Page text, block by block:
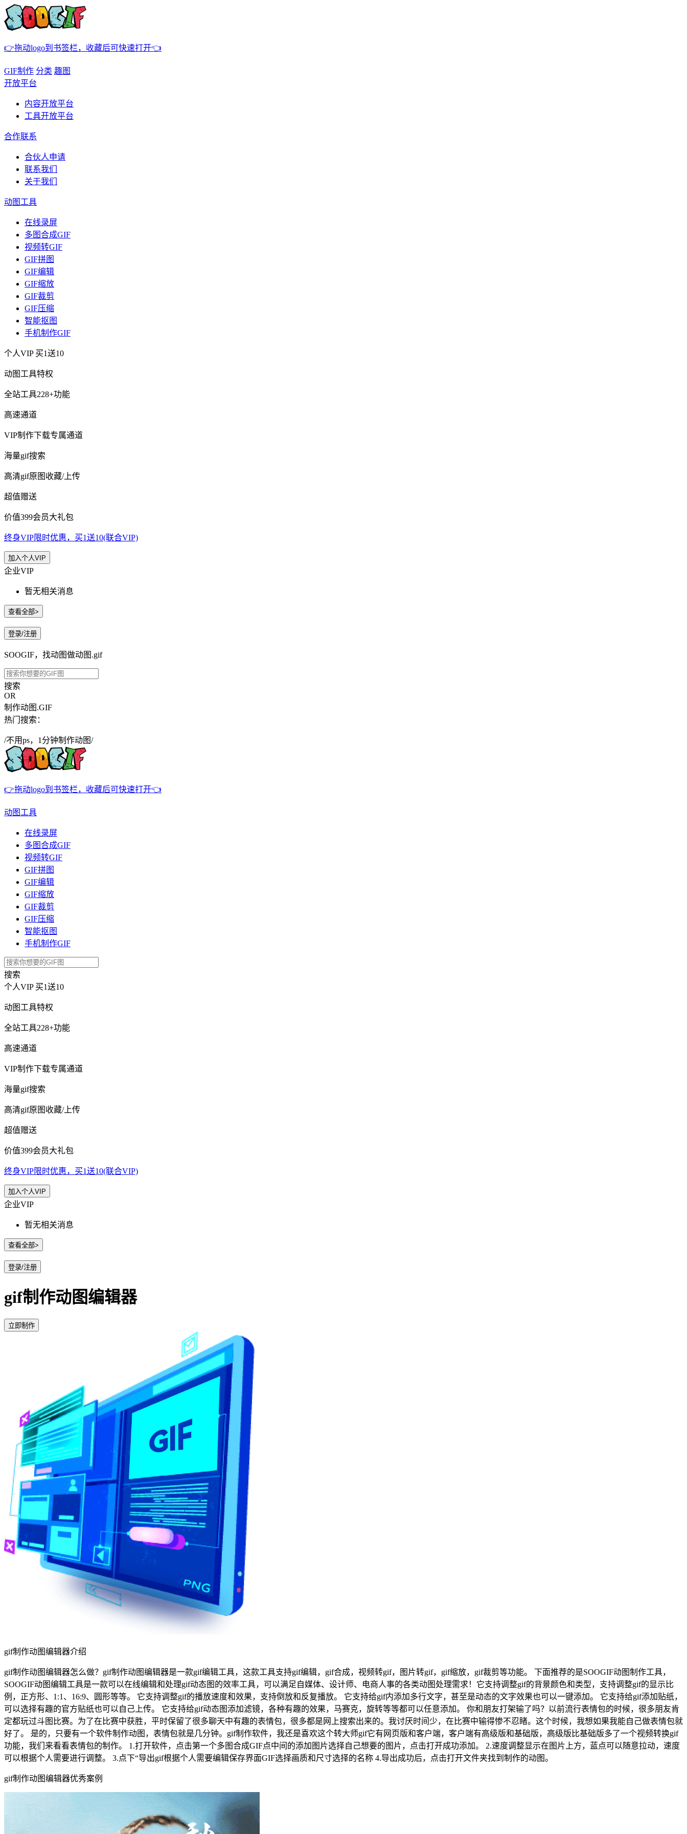
👉拖动logo到书签栏，收藏后可快速打开👈
GIF制作 分类 趣图
开放平台
内容开放平台
工具开放平台
合作联系
合伙人申请
联系我们
关于我们
动图工具
在线录屏
多图合成GIF
视频转GIF
GIF拼图
GIF编辑
GIF缩放
GIF裁剪
GIF压缩
智能抠图
手机制作GIF
个人VIP 买1送10
动图工具特权
全站工具228+功能
高速通道
VIP制作下载专属通道
海量gif搜索
高清gif原图收藏/上传
超值赠送
价值399会员大礼包
终身VIP限时优惠，买1送10(联合VIP)
加入个人VIP
企业VIP
暂无相关消息
查看全部>
登录/注册
SOOGIF，找动图做动图.gif
搜索
OR
制作动图.GIF
热门搜索：
/不用ps，1分钟制作动图/
👉拖动logo到书签栏，收藏后可快速打开👈
动图工具
在线录屏
多图合成GIF
视频转GIF
GIF拼图
GIF编辑
GIF缩放
GIF裁剪
GIF压缩
智能抠图
手机制作GIF
搜索
个人VIP 买1送10
动图工具特权
全站工具228+功能
高速通道
VIP制作下载专属通道
海量gif搜索
高清gif原图收藏/上传
超值赠送
价值399会员大礼包
终身VIP限时优惠，买1送10(联合VIP)
加入个人VIP
企业VIP
暂无相关消息
查看全部>
登录/注册
gif制作动图编辑器
立即制作
gif制作动图编辑器介绍
gif制作动图编辑器怎么做？gif制作动图编辑器是一款gif编辑工具，这款工具支持gif编辑，gif合成，视频转gif，图片转gif，gif缩放，gif裁剪等功能。 下面推荐的是SOOGIF动图制作工具，
SOOGIF动图编辑工具是一款可以在线编辑和处理gif动态图的效率工具，可以满足自媒体、设计师、电商人事的各类动图处理需求！它支持调整gif的背景颜色和类型，支持调整gif的显示比
例，正方形、1:1、16:9、圆形等等。 它支持调整gif的播放速度和效果，支持倒放和反复播放。 它支持给gif内添加多行文字，甚至是动态的文字效果也可以一键添加。 它支持给gif添加贴纸，
可以选择有趣的官方贴纸也可以自己上传。 它支持给gif动态图添加滤镜，各种有趣的效果，马赛克，旋转等等都可以任意添加。 你和朋友打架输了吗？以前流行表情包的时候，很多朋友肯
定都玩过斗图比赛。为了在比赛中获胜，平时保留了很多聊天中有趣的表情包，很多都是网上搜索出来的。我讨厌时间少，在比赛中输得惨不忍睹。这个时候，我想如果我能自己做表情包就
好了。 是的，只要有一个软件制作动图，表情包就是几分钟。gif制作软件，我还是喜欢这个转大师gif它有网页版和客户端，客户端有高级版和基础版，高级版比基础版多了一个视频转换gif
功能，我们来看看表情包的制作。 1.打开软件，点击第一个多图合成GIF点中间的添加图片选择自己想要的图片，点击打开成功添加。 2.速度调整显示在图片上方，蓝点可以随意拉动，速度
可以根据个人需要进行调整。 3.点下“导出gif根据个人需要编辑保存界面GIF选择画质和尺寸选择的名称 4.导出成功后，点击打开文件夹找到制作的动图。
gif制作动图编辑器优秀案例